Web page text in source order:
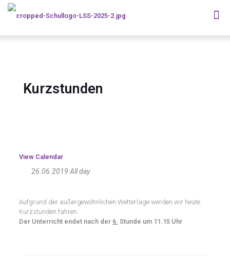
Kurzstunden
View Calendar
26.06.2019 All day
Aufgrund der außergewöhnlichen Wetterlage werden wir heute
Kurzstunden fahren.
Der Unterricht endet nach der 6. Stunde um 11.15 Uhr